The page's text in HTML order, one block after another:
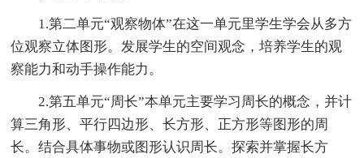
1.第二单元“观察物体”在这一单元里学生学会从多方
位观察立体图形。发展学生的空间观念，培养学生的观
察能力和动手操作能力。
2.第五单元“周长”本单元主要学习周长的概念，并计
算三角形、平行四边形、长方形、正方形等图形的周
长。结合具体事物或图形认识周长。探索并掌握长方